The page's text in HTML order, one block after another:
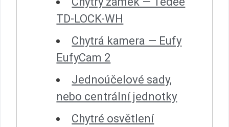
TD-LOCK-WH
Chytrá kamera — Eufy
EufyCam 2
Jednoúčelové sady,
nebo centrální jednotky
Chytré osvětlení